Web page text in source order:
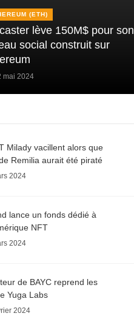
(ETH)
lève 150M$ pour son
social construit sur
mai 2024
Milady vacillent alors que
Remilia aurait été piraté
2024
lance un fonds dédié à
NFT
2024
de BAYC reprend les
Yuga Labs
2024